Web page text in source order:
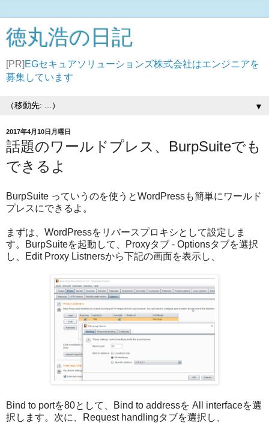
徳丸浩の日記
[PR] EGセキュアソリューションズ株式会社はエンジニアを
募集しています
▼
2017年4月10日月曜日
話題のワールドプレス、BurpSuiteでも
できるよ
BurpSuite っていうのを使うとWordPressも簡単にワールド
プレスにできるよ。
まずは、WordPressをリバースプロキシとして設定しま
す。BurpSuiteを起動して、Proxyタブ - Optionsタブを選択
し、Edit Proxy Listnersから下記の画面を表示し、
Bind to portを80として、Bind to addressを All interfaceを選
択します。次に、Request handlingタブを選択し、